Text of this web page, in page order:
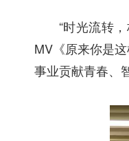
“时光流转
MV 《原来你是
事业贡献青春、